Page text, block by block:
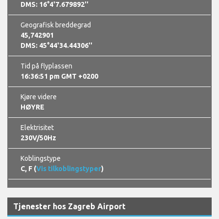
DMS: 16°4'7.679892''
Geografisk breddegrad
45,742901
DMS: 45°44'34.44306''
Tid på flyplassen
16:36:52 pm GMT +0200
Kjøre videre
HØYRE
Elektrisitet
230V/50Hz
Koblingstype
C, F (Vis tilkoblingstyper)
Tjenester hos Zagreb Airport